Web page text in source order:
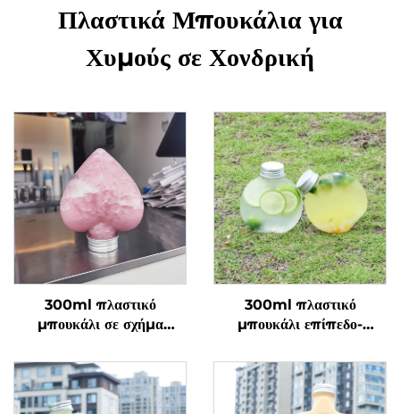
Πλαστικά Μπουκάλια για
Χυμούς σε Χονδρική
300ml πλαστικό
μπουκάλι σε σχήμα
PET, δυνατότητα
μεταφοράς χυμών και
ποτών, πολύ καλή
300ml πλαστικό
μπουκάλι επίπεδο-
PET, δυνατότητα
μεταφοράς χυμών και
γάλακτος τσάι